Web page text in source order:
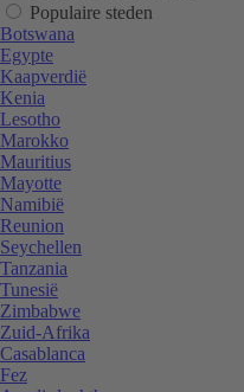
Populaire steden
Botswana
Egypte
Kaapverdië
Kenia
Lesotho
Marokko
Mauritius
Mayotte
Namibië
Reunion
Seychellen
Tanzania
Tunesië
Zimbabwe
Zuid-Afrika
Casablanca
Fez